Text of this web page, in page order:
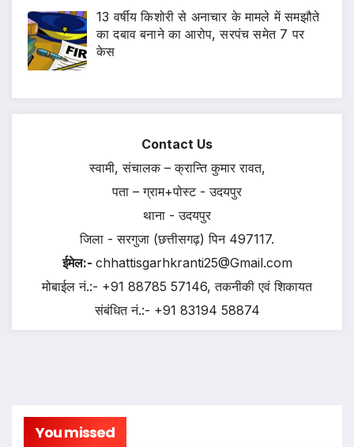
13 वर्षीय किशोरी से अनाचार के मामले में समझौते
का दबाव बनाने का आरोप, सरपंच समेत 7 पर
केस
Contact Us
स्वामी, संचालक – क्रान्ति कुमार रावत,
पता – ग्राम+पोस्ट - उदयपुर
थाना - उदयपुर
जिला - सरगुजा (छत्तीसगढ़) पिन 497117.
ईमेल:- chhattisgarhkranti25@Gmail.com
मोबाईल नं.:- +91 88785 57146, तकनीकी एवं शिकायत
संबंधित नं.:- +91 83194 58874
You missed